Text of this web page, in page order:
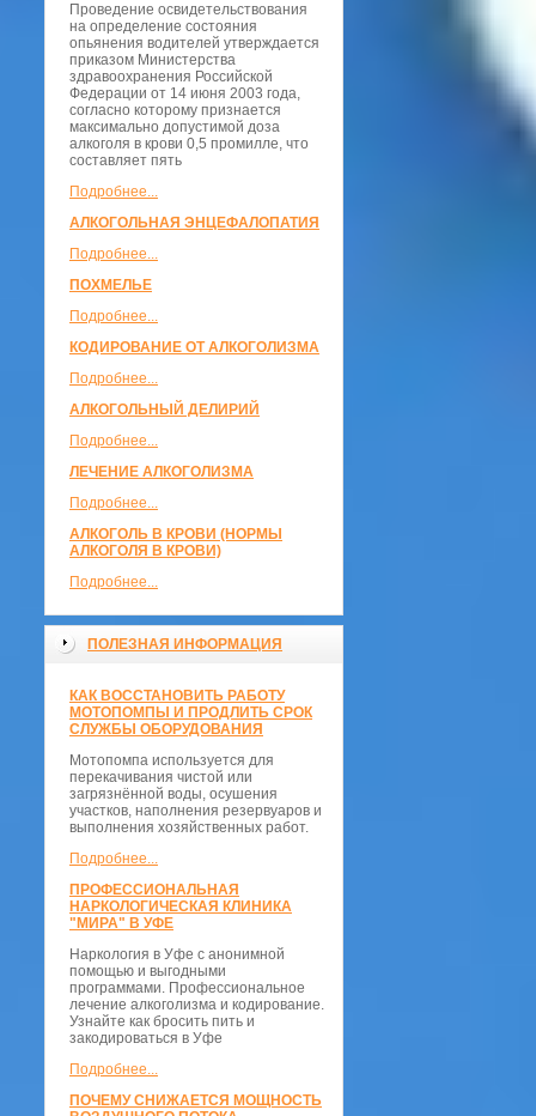
Проведение освидетельствования
на определение состояния
опьянения водителей утверждается
приказом Министерства
здравоохранения Российской
Федерации от 14 июня 2003 года,
согласно которому признается
максимально допустимой доза
алкоголя в крови 0,5 промилле, что
составляет пять
Подробнее...
АЛКОГОЛЬНАЯ ЭНЦЕФАЛОПАТИЯ
Подробнее...
ПОХМЕЛЬЕ
Подробнее...
КОДИРОВАНИЕ ОТ АЛКОГОЛИЗМА
Подробнее...
АЛКОГОЛЬНЫЙ ДЕЛИРИЙ
Подробнее...
ЛЕЧЕНИЕ АЛКОГОЛИЗМА
Подробнее...
АЛКОГОЛЬ В КРОВИ (НОРМЫ
АЛКОГОЛЯ В КРОВИ)
Подробнее...
ПОЛЕЗНАЯ ИНФОРМАЦИЯ
КАК ВОССТАНОВИТЬ РАБОТУ
МОТОПОМПЫ И ПРОДЛИТЬ СРОК
СЛУЖБЫ ОБОРУДОВАНИЯ
Мотопомпа используется для
перекачивания чистой или
загрязнённой воды, осушения
участков, наполнения резервуаров и
выполнения хозяйственных работ.
Подробнее...
ПРОФЕССИОНАЛЬНАЯ
НАРКОЛОГИЧЕСКАЯ КЛИНИКА
"МИРА" В УФЕ
Наркология в Уфе с анонимной
помощью и выгодными
программами. Профессиональное
лечение алкоголизма и кодирование.
Узнайте как бросить пить и
закодироваться в Уфе
Подробнее...
ПОЧЕМУ СНИЖАЕТСЯ МОЩНОСТЬ